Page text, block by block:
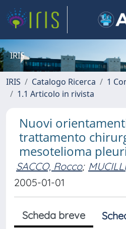
IRIS
IRIS Catalogo Ricerca
1
1.1 Articolo in rivista
Nuovi
trattamento
mesotelioma
SACCO, Rocco;
2005-01-01
Scheda breve